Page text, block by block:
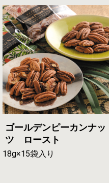
ゴールデンピーカンナッ
ツ ロースト
18g×15袋入り